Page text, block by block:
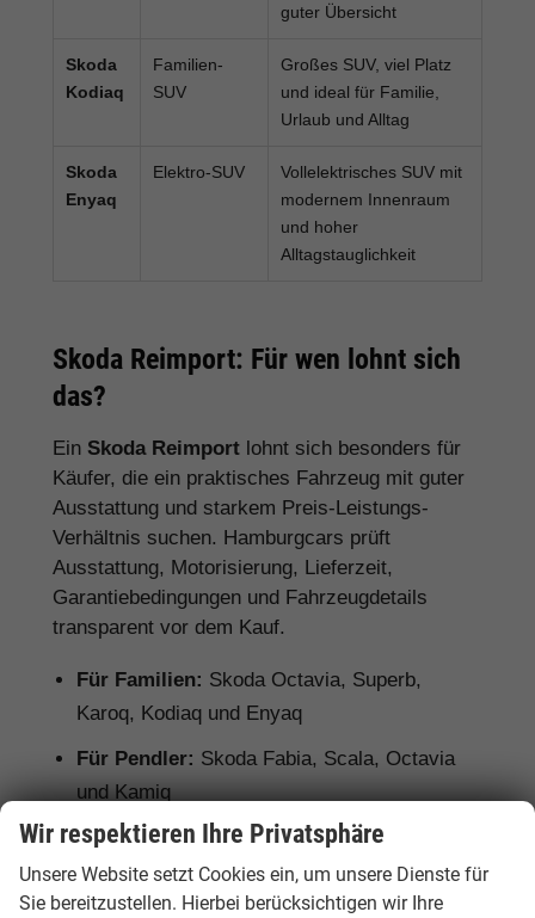
guter Übersicht
Skoda
Kodiaq
Familien-
SUV
Großes SUV, viel Platz
und ideal für Familie,
Urlaub und Alltag
Skoda
Enyaq
Elektro-SUV
Vollelektrisches SUV mit
modernem Innenraum
und hoher
Alltagstauglichkeit
Skoda Reimport: Für wen lohnt sich
das?
Ein Skoda Reimport lohnt sich besonders für
Käufer, die ein praktisches Fahrzeug mit guter
Ausstattung und starkem Preis-Leistungs-
Verhältnis suchen. Hamburgcars prüft
Ausstattung, Motorisierung, Lieferzeit,
Garantiebedingungen und Fahrzeugdetails
transparent vor dem Kauf.
Für Familien: Skoda Octavia, Superb,
Karoq, Kodiaq und Enyaq
Für Pendler: Skoda Fabia, Scala, Octavia
und Kamiq
Für Vielfahrer:Skoda Octavia, Superb und
Diesel- oder Automatikmodelle
Wir respektieren Ihre Privatsphäre
Unsere Website setzt Cookies ein, um unsere Dienste für
Sie bereitzustellen. Hierbei berücksichtigen wir Ihre